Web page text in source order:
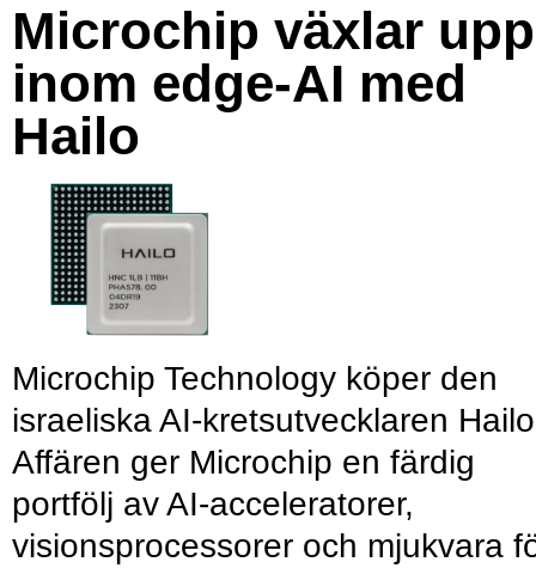
Microchip växlar upp
inom edge-AI med
Hailo
Microchip Technology köper den
israeliska AI-kretsutvecklaren
Affären ger Microchip en färdig
portfölj av AI-acceleratorer,
visionsprocessorer och mjukvara